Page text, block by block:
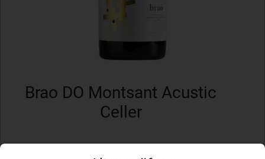
Brao DO Montsant Acustic
Celler